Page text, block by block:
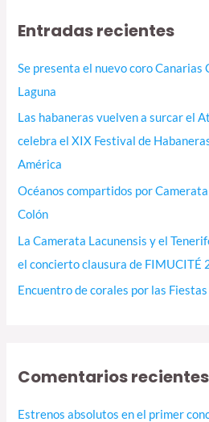
Entradas recientes
Se presenta el nuevo coro Canarias
Laguna
Las habaneras vuelven a surcar el
celebra el XIX Festival de
América
Océanos compartidos por
Colón
La Camerata Lacunensis y el
el concierto clausura de FIMUCITÉ
Encuentro de corales por las
Comentarios recientes
Estrenos absolutos en el primer